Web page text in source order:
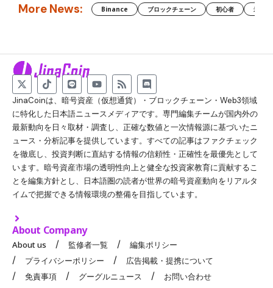
More News: Binance ブロックチェーン 初心者 米国
JinaCoinは、暗号資産（仮想通貨）・ブロックチェーン・Web3領域
に特化した日本語ニュースメディアです。専門編集チームが国内外の
最新動向を日々取材・調査し、正確な数値と一次情報源に基づいたニ
ュース・分析記事を提供しています。すべての記事はファクチェック
を徹底し、投資判断に直結する情報の信頼性・正確性を最優先として
います。暗号資産市場の透明性向上と健全な投資家教育に貢献するこ
とを編集方針とし、日本語圏の読者が世界の暗号資産動向をリアルタ
イムで把握できる情報環境の整備を目指しています。
About Company
About us 監修者一覧
編集ポリシー
プライバシーポリシー
広告掲載・提携について
免責事項
グーグルニュース お問い合わせ